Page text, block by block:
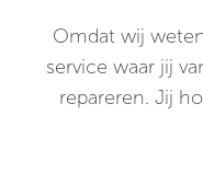
Omdat wij
service waar jij
repareren. Jij